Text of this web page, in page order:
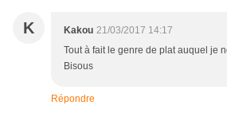
K Kakou 21/03/2017 14:17
Tout à fait le genre de plat auquel je
Bisous
Répondre